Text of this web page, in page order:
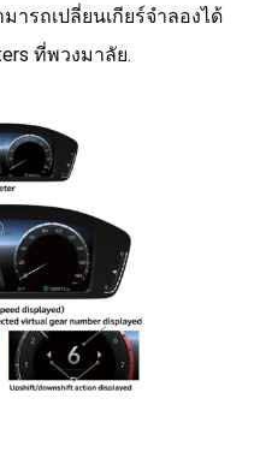
ารถเปลี่ยนเกียร์จำลองได้
ที่พวงมาลัย.